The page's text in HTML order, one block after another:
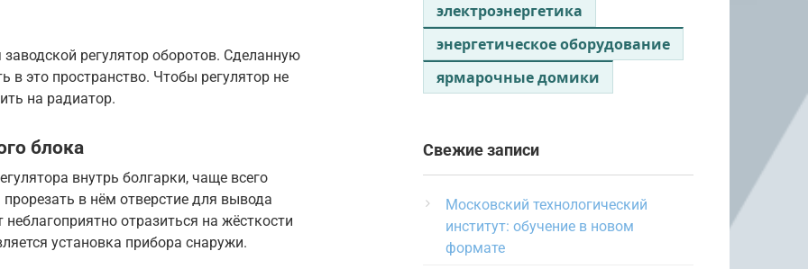
регулятор оборотов. Сделанную
это пространство. Чтобы регулятор не
на радиатор.
блока
внутрь болгарки, чаще всего
в нём отверстие для вывода
отразиться на жёсткости
установка прибора снаружи.
электроэнергетика
энергетическое оборудование
ярмарочные домики
Свежие записи
Московский технологический
институт: обучение в новом
формате